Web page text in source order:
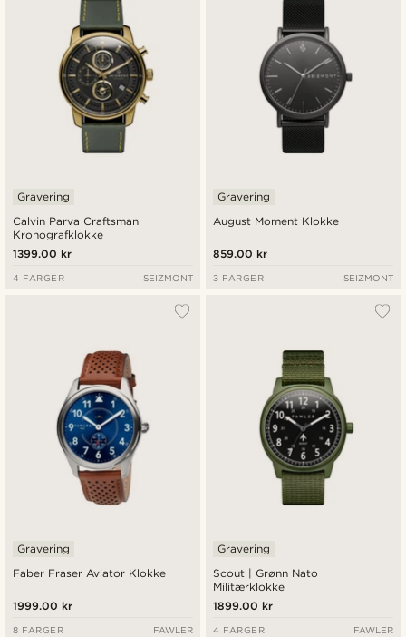
Calvin Parva Craftsman
Kronografklokke
Gravering
1399.00 kr
4 FARGER SEIZMONT
August Moment Klokke
Gravering
859.00 kr
3 FARGER SEIZMONT
Faber Fraser Aviator Klokke
Gravering
1999.00 kr
8 FARGER FAWLER
Scout | Grønn Nato
Militærklokke
Gravering
1899.00 kr
4 FARGER FAWLER